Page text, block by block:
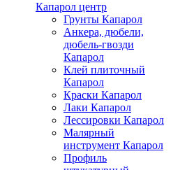
Капарол центр
Грунты Капарол
Анкера, дюбели,
дюбель-гвозди
Капарол
Клей плиточный
Капарол
Краски Капарол
Лаки Капарол
Лессировки Капарол
Малярный
инструмент Капарол
Профиль